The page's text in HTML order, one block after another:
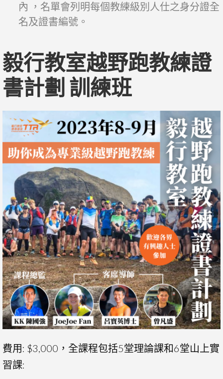
內 ，名單會列明每個教練級別人仕之身分證全
名及證書編號。
毅行教室越野跑教練證
書計劃 訓練班
費用: $3,000，全課程包括5堂理論課和6堂山上實
習課: